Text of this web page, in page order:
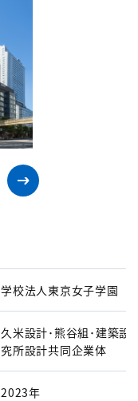
学校法人東京女子学園
久米設計･熊谷組･建築設
究所設計共同企業体
2023年